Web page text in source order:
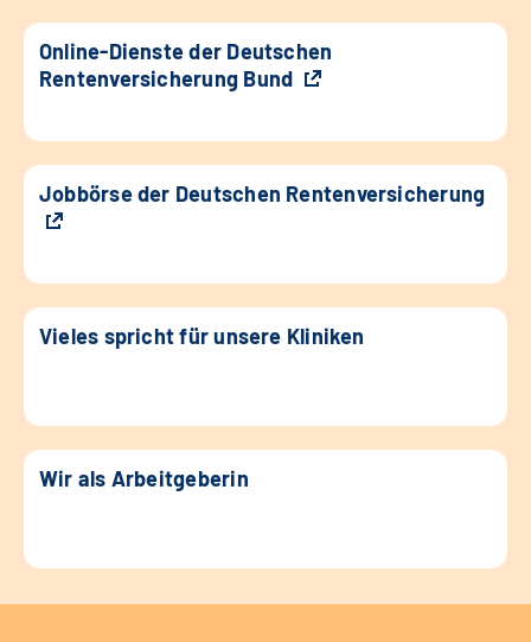
Online-Dienste der Deutschen
Rentenversicherung Bund
Jobbörse der Deutschen Rentenversicherung
Vieles spricht für unsere Kliniken
Wir als Arbeitgeberin